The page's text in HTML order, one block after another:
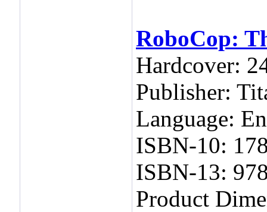
RoboCop:
Hardcover:
Publisher:
Language:
ISBN-10:
ISBN-13:
Product